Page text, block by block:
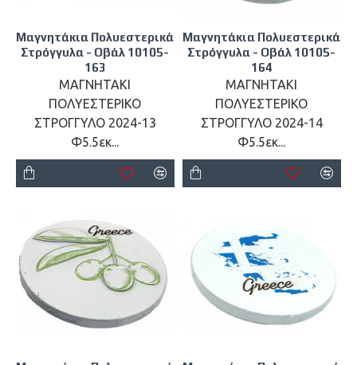
Μαγνητάκια Πολυεστερικά
Στρόγγυλα - Οβάλ 10105-
163
ΜΑΓΝΗΤΑΚΙ
ΠΟΛΥΕΣΤΕΡΙΚΟ
ΣΤΡΟΓΓΥΛΟ 2024-13
Φ5.5εκ...
Μαγνητάκια Πολυεστερικά
Στρόγγυλα - Οβάλ 10105-
164
ΜΑΓΝΗΤΑΚΙ
ΠΟΛΥΕΣΤΕΡΙΚΟ
ΣΤΡΟΓΓΥΛΟ 2024-14
Φ5.5εκ...